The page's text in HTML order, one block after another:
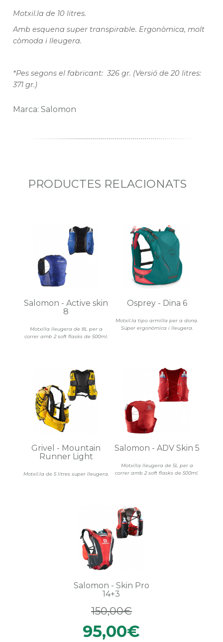
Marca: Salomon
Motxil.la de 10 litres.
Amb esquena super transpirable. Ergonòmica, molt
còmoda i lleugera.
*Pes segons el fabricant: 326 gr. (Versió de 20 litres:
371 gr.)
PRODUCTES RELACIONATS
Motxilla lleugera de 8L per a
correr amb 2 soft flasks de 500ml.
Salomon - Active skin
8
Motxil.la tipo armilla per a dona.
Súper ergonòmica i lleugera.
Osprey - Dina 6
Motxil.la de 5 litres super lleugera.
Grivel - Mountain
Runner Light
Motxilla lleugera de 5L per a
correr amb 2 soft flasks de 500ml.
Salomon - ADV Skin 5
Salomon - Skin Pro
14+3
150,00€
95,00€